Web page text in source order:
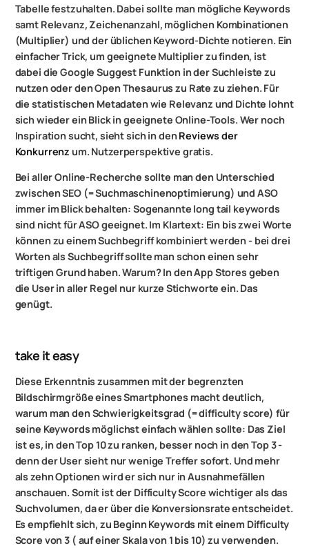
Tabelle festzuhalten. Dabei sollte man mögliche Keywords
samt Relevanz, Zeichenanzahl, möglichen Kombinationen
(Multiplier) und der üblichen Keyword-Dichte notieren. Ein
einfacher Trick, um geeignete Multiplier zu finden, ist
dabei die Google Suggest Funktion in der Suchleiste zu
nutzen oder den Open Thesaurus zu Rate zu ziehen. Für
die statistischen Metadaten wie Relevanz und Dichte lohnt
sich wieder ein Blick in geeignete Online-Tools. Wer noch
Inspiration sucht, sieht sich in denReviews der
Konkurrenz um. Nutzerperspektive gratis.
Bei aller Online-Recherche sollte man den Unterschied
zwischen SEO (= Suchmaschinenoptimierung) und ASO
immer im Blick behalten: Sogenannte long tail keywords
sind nicht für ASO geeignet. Im Klartext: Ein bis zwei Worte
können zu einem Suchbegriff kombiniert werden - bei drei
Worten als Suchbegriff sollte man schon einen sehr
triftigen Grund haben. Warum? In den App Stores geben
die User in aller Regel nur kurze Stichworte ein. Das
genügt.
take it easy
Diese Erkenntnis zusammen mit der begrenzten
Bildschirmgröße eines Smartphones macht deutlich,
warum man den Schwierigkeitsgrad (= difficulty score) für
seine Keywords möglichst einfach wählen sollte: Das Ziel
ist es, in den Top 10 zu ranken, besser noch in den Top 3 -
denn der User sieht nur wenige Treffer sofort. Und mehr
als zehn Optionen wird er sich nur in Ausnahmefällen
anschauen. Somit ist der Difficulty Score wichtiger als das
Suchvolumen, da er über die Konversionsrate entscheidet.
Es empfiehlt sich, zu Beginn Keywords mit einem Difficulty
Score von 3 ( auf einer Skala von 1 bis 10) zu verwenden.